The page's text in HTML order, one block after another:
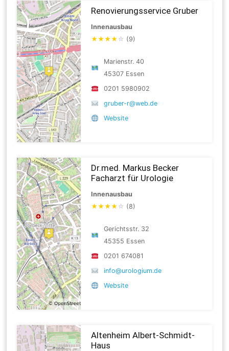
Renovierungsservice Gruber
Innenausbau
★★★★ ☆ (9)
Marienstr. 40
45307 Essen
0201 5980902
gruber-r@web.de
Website
Dr.med. Markus Becker
Facharzt für Urologie
Innenausbau
★★★★ ☆ (8)
Gerichtsstr. 32
45355 Essen
0201 674081
info@urologium.de
Website
Altenheim Albert-Schmidt-
Haus